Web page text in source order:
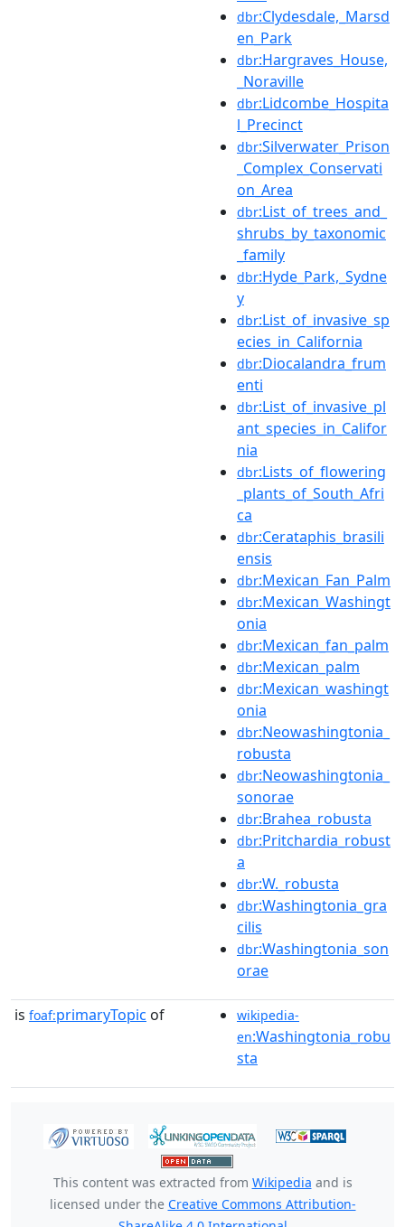
dbr:Clydesdale,_Marsd
en_Park
dbr:Hargraves_House,
_Noraville
dbr:Lidcombe_Hospita
l_Precinct
dbr:Silverwater_Prison
_Complex_Conservati
on_Area
dbr:List_of_trees_and_
shrubs_by_taxonomic
_family
dbr:Hyde_Park,_Sydne
y
dbr:List_of_invasive_sp
ecies_in_California
dbr:Diocalandra_frum
enti
dbr:List_of_invasive_pl
ant_species_in_Califor
nia
dbr:Lists_of_flowering
_plants_of_South_Afri
ca
dbr:Cerataphis_brasili
ensis
dbr:Mexican_Fan_Palm
dbr:Mexican_Washingt
onia
dbr:Mexican_fan_palm
dbr:Mexican_palm
dbr:Mexican_washingt
onia
dbr:Neowashingtonia_
robusta
dbr:Neowashingtonia_
sonorae
dbr:Brahea_robusta
dbr:Pritchardia_robust
a
dbr:W._robusta
dbr:Washingtonia_gra
cilis
dbr:Washingtonia_son
orae
is foaf:primaryTopic of
wikipedia-
en:Washingtonia_robu
sta
This content was extracted from Wikipedia and is
licensed under the Creative Commons Attribution-